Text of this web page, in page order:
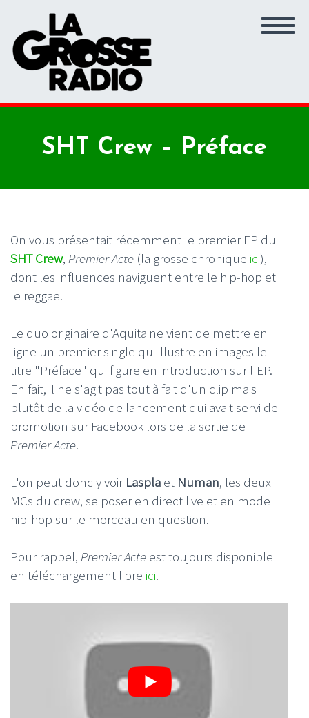
SHT Crew – Préface
On vous présentait récemment le premier EP du
SHT Crew, Premier Acte (la grosse chronique ici),
dont les influences naviguent entre le hip-hop et
le reggae.
Le duo originaire d'Aquitaine vient de mettre en
ligne un premier single qui illustre en images le
titre "Préface" qui figure en introduction sur l'EP.
En fait, il ne s'agit pas tout à fait d'un clip mais
plutôt de la vidéo de lancement qui avait servi de
promotion sur Facebook lors de la sortie de
PremierActe.
L'on peut donc y voir Laspla et Numan, les deux
MCs du crew, se poser en direct live et en mode
hip-hop sur le morceau en question.
Pour rappel, Premier Acte est toujours disponible
en téléchargement libre ici.